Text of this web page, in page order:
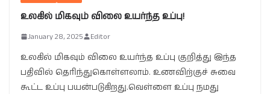
உலகில் மிகவும் விலை உயர்ந்த உப்பு!
January 28, 2025 Editor
உலகில் மிகவும் விலை உயர்ந்த உப்பு குறித்து இந்த
பதிவில் தெரிந்துகொள்ளலாம். உணவிற்குச் சுவை
கூட்ட உப்பு பயன்படுகிறது.வெள்ளை உப்பு நமது